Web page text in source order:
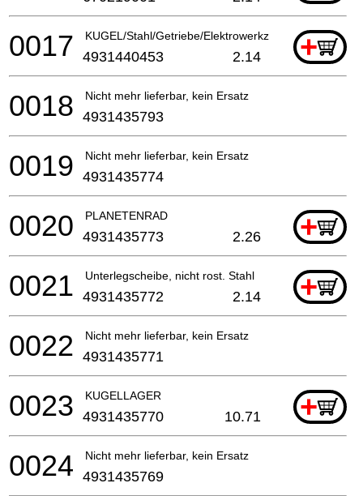
KUGEL/Stahl/Getriebe/Elektrowerkzeuge +
0017 4931440453 2.14
Nicht mehr lieferbar, kein Ersatz
0018 4931435793
Nicht mehr lieferbar, kein Ersatz
0019 4931435774
PLANETENRAD +
0020 4931435773 2.26
Unterlegscheibe, nicht rost. Stahl +
0021 4931435772 2.14
Nicht mehr lieferbar, kein Ersatz
0022 4931435771
KUGELLAGER +
0023 4931435770 10.71
Nicht mehr lieferbar, kein Ersatz
0024 4931435769